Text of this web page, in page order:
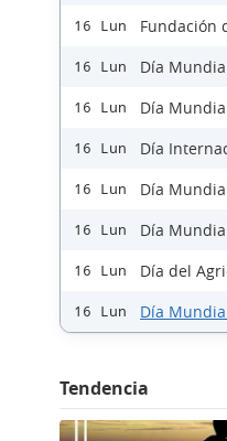
16 Lun Fundación
16 Lun Día
16 Lun Día
16 Lun Día
16 Lun Día
16 Lun Día
16 Lun Día del
16 Lun Día
Tendencia